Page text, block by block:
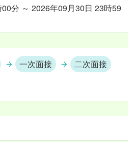
分 ～ 2026年09月30日 23時59
一次面接
二次面接